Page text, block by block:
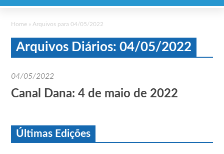
Home » Arquivos para 04/05/2022
Arquivos Diários: 04/05/2022
04/05/2022
Canal Dana: 4 de maio de 2022
Últimas Edições